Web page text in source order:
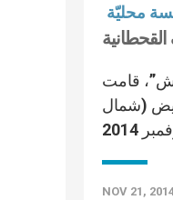
محليّة
قامت
ـ قبور البيض (شمال
NOV 21,